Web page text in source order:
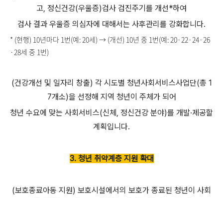
고, 정신건강(우울증)검사 검진주기를 개선*하여
검사 결과 우울증 의심자에 대해서는 사후관리를 강화합니다.
* (현행) 10년마다 1번(예: 20세) → (개선) 10년 중 1번(예: 20·22·24·26
·28세 중 1번)
(건강개선 및 일자리 창출) 각 시도별 청년사회서비스사업단(총 1
7개소)을 선정해 지역 청년이 주체가 되어
청년 수요에 맞는 사회서비스(신체, 정신건강 분야)를 개발·제공할
계획입니다.
3. 청년 취약계층 지원 확대
(보호종료아동 지원) 보호시설에서의 보호가 종료된 청년이 사회